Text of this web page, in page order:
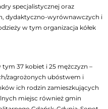
specjalistycznej oraz
dydaktyczno-wyrównawczych i
w tym organizacja kółek
37 kobiet i 25 mężczyzn –
zagrożonych ubóstwem i
ich rodzin zamieszkujących
miejsc również gmin